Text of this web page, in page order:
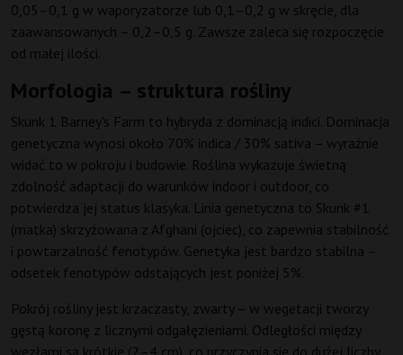
0,05–0,1 g w waporyzatorze lub 0,1–0,2 g w skręcie, dla
zaawansowanych – 0,2–0,5 g. Zawsze zaleca się rozpoczęcie
od małej ilości.
Morfologia – struktura rośliny
Skunk 1 Barney's Farm to hybryda z dominacją indici. Dominacja
genetyczna wynosi około 70% indica / 30% sativa – wyraźnie
widać to w pokroju i budowie. Roślina wykazuje świetną
zdolność adaptacji do warunków indoor i outdoor, co
potwierdza jej status klasyka. Linia genetyczna to Skunk #1
(matka) skrzyżowana z Afghani (ojciec), co zapewnia stabilność
i powtarzalność fenotypów. Genetyka jest bardzo stabilna –
odsetek fenotypów odstających jest poniżej 5%.
Pokrój rośliny jest krzaczasty, zwarty – w wegetacji tworzy
gęstą koronę z licznymi odgałęzieniami. Odległości między